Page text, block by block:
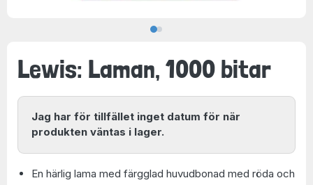
Lewis: Laman, 1000 bitar
Jag har för tillfället inget datum för när
produkten väntas i lager.
En härlig lama med färgglad huvudbonad med röda och